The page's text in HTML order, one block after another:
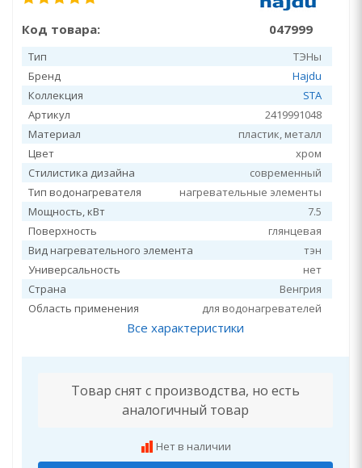
Код товара: 047999
Тип
ТЭНы
Бренд
Hajdu
Коллекция
STA
Артикул
2419991048
Материал
пластик, металл
Цвет
хром
Стилистика дизайна
современный
Тип водонагревателя
нагревательные элементы
Мощность, кВт
7.5
Поверхность
глянцевая
Вид нагревательного элемента
тэн
Универсальность
нет
Страна
Венгрия
Область применения
для водонагревателей
Все характеристики
Товар снят с производства, но есть
аналогичный товар
Нет в наличии